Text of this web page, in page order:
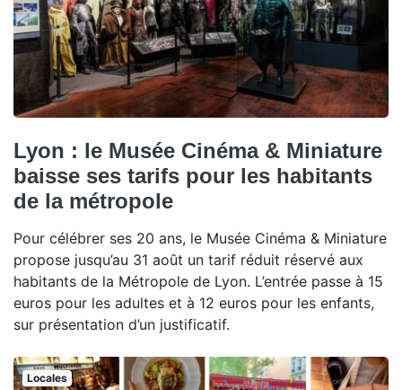
Lyon : le Musée Cinéma & Miniature
baisse ses tarifs pour les habitants
de la métropole
Pour célébrer ses 20 ans, le Musée Cinéma & Miniature
propose jusqu’au 31 août un tarif réduit réservé aux
habitants de la Métropole de Lyon. L’entrée passe à 15
euros pour les adultes et à 12 euros pour les enfants,
sur présentation d’un justificatif.
Locales